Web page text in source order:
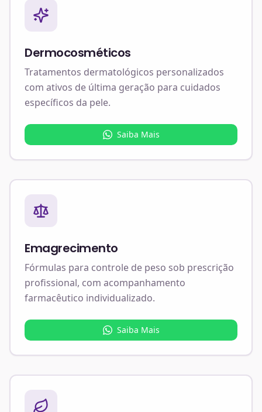
Dermocosméticos
Tratamentos dermatológicos personalizados
com ativos de última geração para cuidados
específicos da pele.
Saiba Mais
Emagrecimento
Fórmulas para controle de peso sob prescrição
profissional, com acompanhamento
farmacêutico individualizado.
Saiba Mais